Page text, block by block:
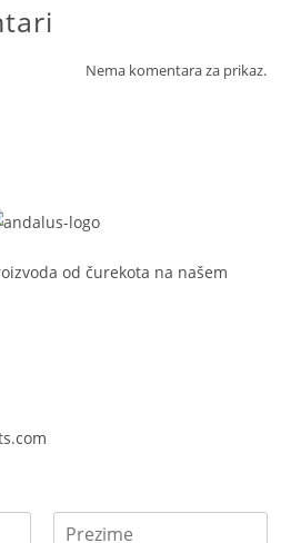
Nema komentara za prikaz.
od čurekota na našem